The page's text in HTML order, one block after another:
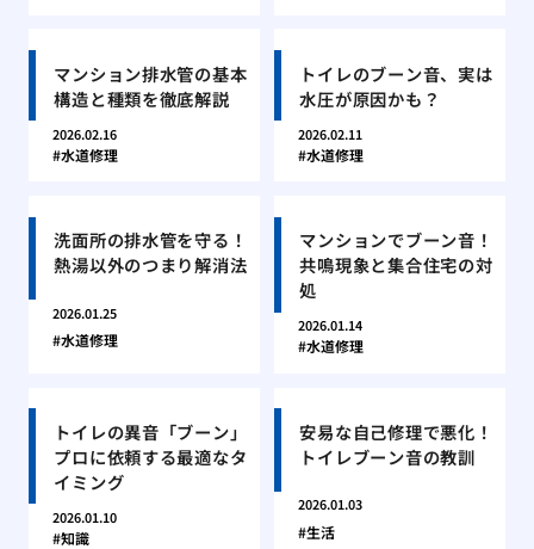
マンション排水管の基本
構造と種類を徹底解説
2026.02.16
水道修理
トイレのブーン音、実は
水圧が原因かも？
2026.02.11
水道修理
洗面所の排水管を守る！
熱湯以外のつまり解消法
2026.01.25
水道修理
マンションでブーン音！
共鳴現象と集合住宅の対
処
2026.01.14
水道修理
トイレの異音「ブーン」
プロに依頼する最適なタ
イミング
2026.01.10
知識
安易な自己修理で悪化！
トイレブーン音の教訓
2026.01.03
生活